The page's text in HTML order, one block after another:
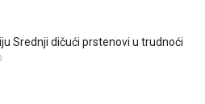
Srednji dičući prstenovi u trudnoći